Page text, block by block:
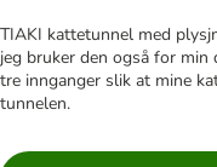
TIAKI kattetunnel med
jeg bruker den også for min
tre innganger slik at mine
tunnelen.